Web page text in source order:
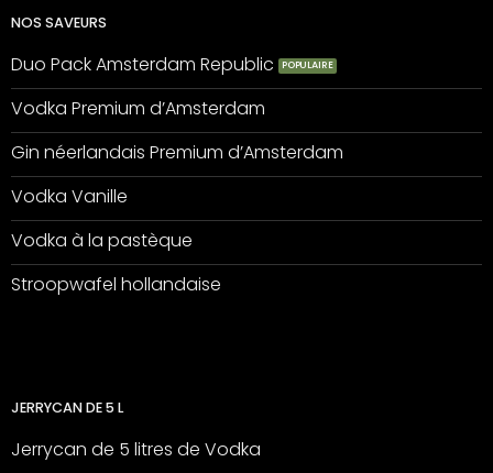
NOS SAVEURS
Duo Pack Amsterdam Republic
Vodka Premium d’Amsterdam
Gin néerlandais Premium d’Amsterdam
Vodka Vanille
Vodka à la pastèque
Stroopwafel hollandaise
JERRYCAN DE 5 L
Jerrycan de 5 litres de Vodka